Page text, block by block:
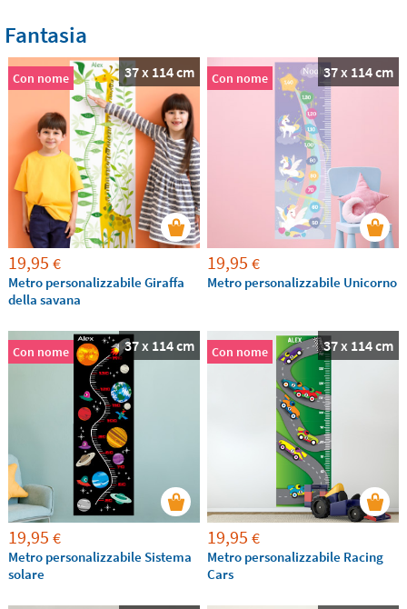
Fantasia
Con nome 37 x 114 cm
19,95 €
Metro personalizzabile Giraffa
della savana
Con nome 37 x 114 cm
19,95 €
Metro personalizzabile Unicorno
Con nome 37 x 114 cm
19,95 €
Metro personalizzabile Sistema
solare
Con nome 37 x 114 cm
19,95 €
Metro personalizzabile Racing
Cars